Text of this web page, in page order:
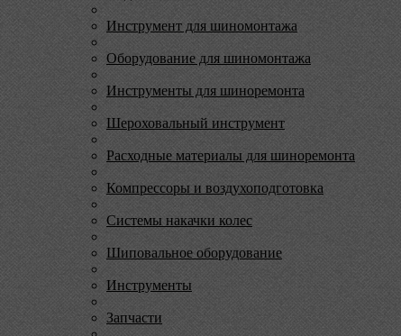
Инструмент для шиномонтажа
Оборудование для шиномонтажа
Инструменты для шиноремонта
Шероховальный инструмент
Расходные материалы для шиноремонта
Компрессоры и воздухоподготовка
Системы накачки колес
Шиповальное оборудование
Инструменты
Запчасти